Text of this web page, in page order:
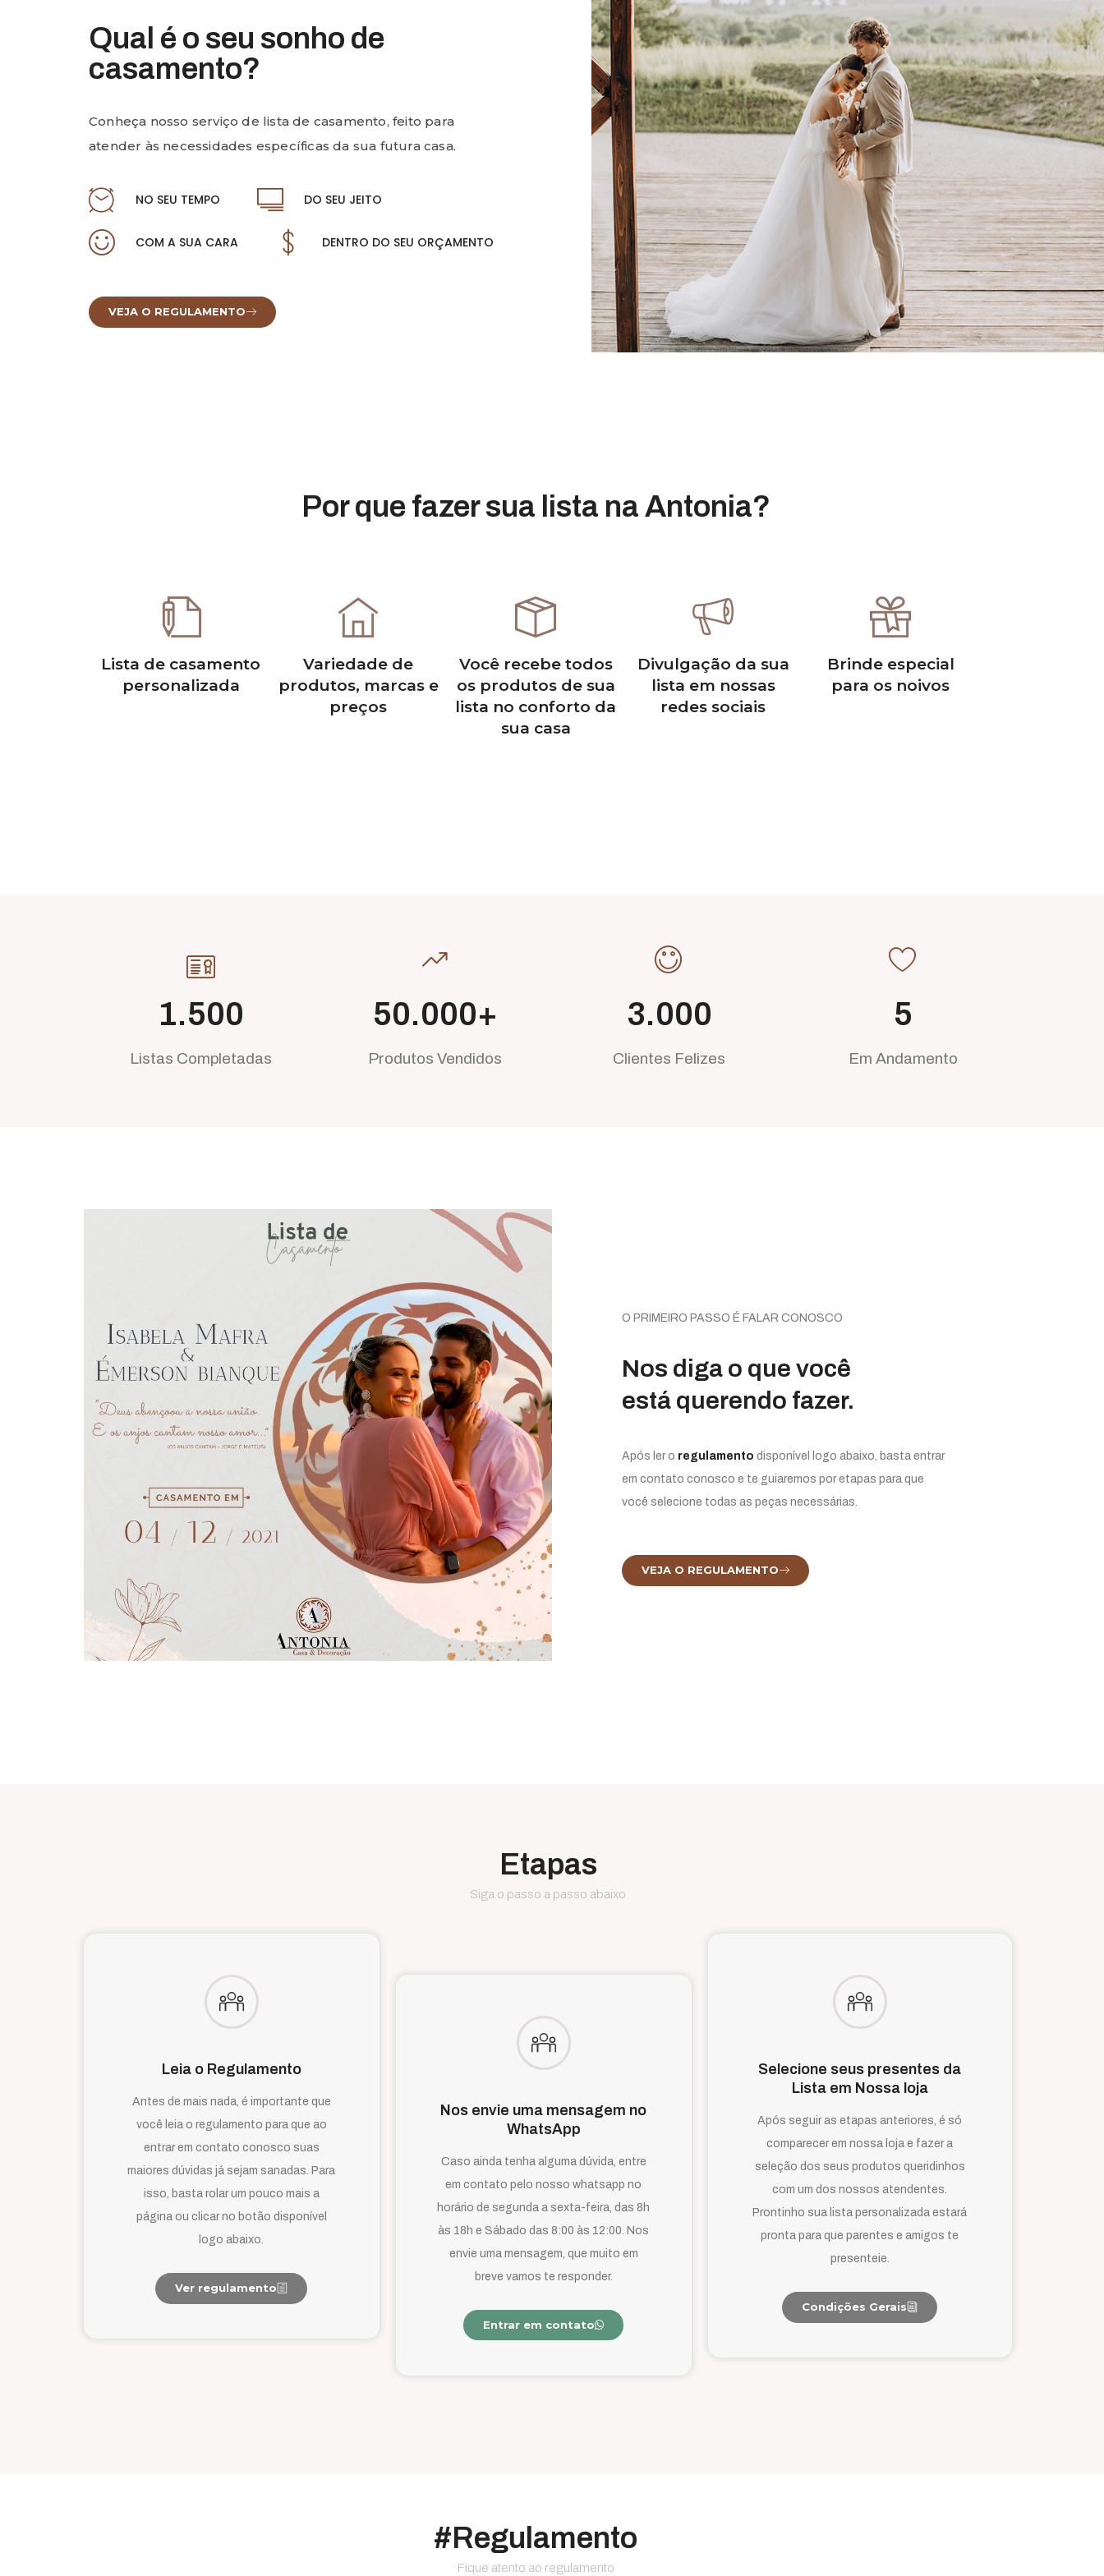
Qual é o seu sonho de
casamento?
Conheça nosso serviço de lista de casamento, feito para
atender às necessidades específicas da sua futura casa.
NO SEU TEMPO DO SEU JEITO
COM A SUA CARA DENTRO DO SEU ORÇAMENTO
VEJA O REGULAMENTO
Por que fazer sua lista na Antonia?
Lista de casamento
personalizada
Variedade de
produtos, marcas e
preços
Você recebe todos
os produtos de sua
lista no conforto da
sua casa
Divulgação da sua
lista em nossas
redes sociais
Brinde especial
para os noivos
Listas Completadas
1.500
Produtos Vendidos
50.000+
Clientes Felizes
3.000
Em Andamento
5
O PRIMEIRO PASSO É FALAR CONOSCO
Nos diga o que você
está querendo fazer.
Após ler o regulamento disponível logo abaixo, basta entrar
em contato conosco e te guiaremos por etapas para que
você selecione todas as peças necessárias.
VEJA O REGULAMENTO
Etapas
Siga o passo a passo abaixo
Leia o Regulamento
Antes de mais nada, é importante que
você leia o regulamento para que ao
entrar em contato conosco suas
maiores dúvidas já sejam sanadas. Para
isso, basta rolar um pouco mais a
página ou clicar no botão disponível
logo abaixo.
Ver regulamento
Nos envie uma mensagem no
WhatsApp
Caso ainda tenha alguma dúvida, entre
em contato pelo nosso whatsapp no
horário de segunda a sexta-feira, das 8h
às 18h e Sábado das 8:00 às 12:00. Nos
envie uma mensagem, que muito em
breve vamos te responder.
Entrar em contato
Selecione seus presentes da
Lista em Nossa loja
Após seguir as etapas anteriores, é só
comparecer em nossa loja e fazer a
seleção dos seus produtos queridinhos
com um dos nossos atendentes.
Prontinho sua lista personalizada estará
pronta para que parentes e amigos te
presenteie.
Condições Gerais
#Regulamento
Fique atento ao regulamento